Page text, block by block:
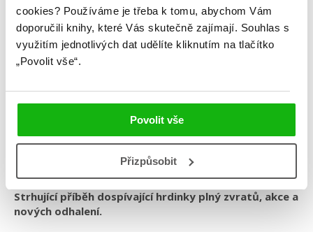
cookies? Používáme je třeba k tomu, abychom Vám
doporučili knihy, které Vás skutečně zajímají. Souhlas s
využitím jednotlivých dat udělíte kliknutím na tlačítko
„Povolit vše“.
Povolit vše
Přizpůsobit
Žánr: Sci-fi
Série: Projekt Alfa
Projekt Alfa – V pasti
#českáobálka #češtíautoři #humbookfest
#lenkadostálová
#projektalfa
Strhující příběh dospívající hrdinky plný zvratů, akce a
nových odhalení.